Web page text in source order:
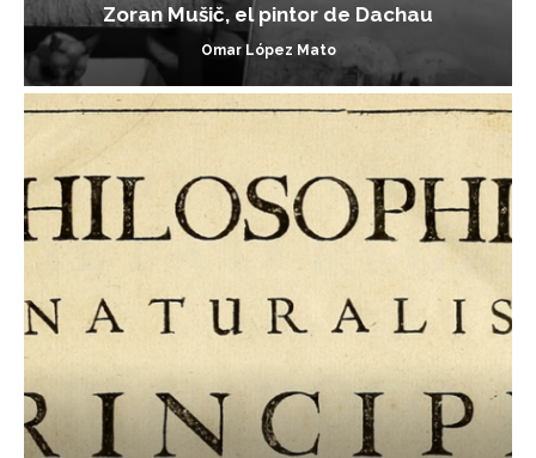
Zoran Mušič, el pintor de Dachau
Omar López Mato